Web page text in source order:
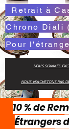
Retrait à
Chrono Diali
Pour
NOUS SOMMES
NOUS N'ACHETONS PAS
10 % de
Étrangers